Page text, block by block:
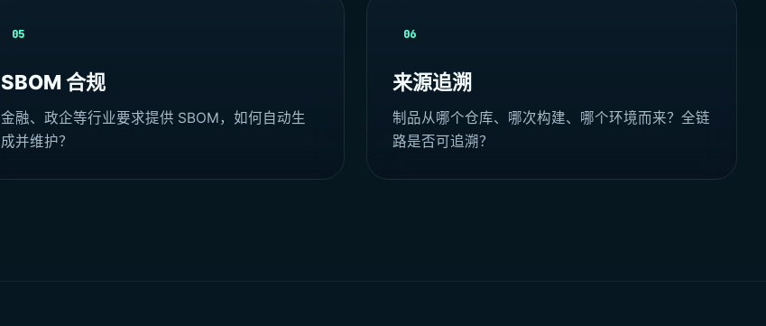
05
SBOM 合规
金融、政企等行业要求提供 SBOM，如何自动生
成并维护？
06
来源追溯
制品从哪个仓库、哪次构建、哪个环境而来？全链
路是否可追溯？